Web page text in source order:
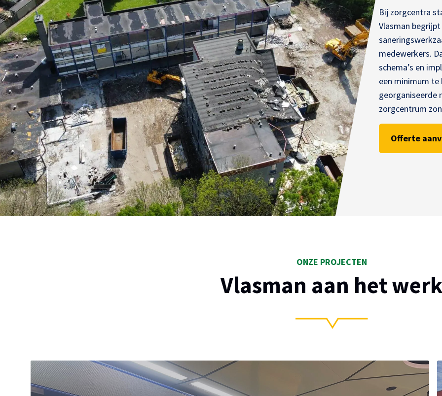
Bij zorgcentra
Vlasman
medewerkers.
schema’s en
een minimum te
georganiseerde
zorgcentrum
Offerte
ONZE PROJECTEN
Vlasman aan het